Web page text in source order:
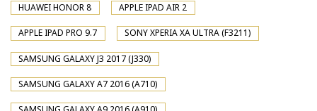
HUAWEI HONOR 8 APPLE IPAD AIR 2
APPLE IPAD PRO 9.7 SONY XPERIA XA ULTRA (F3211)
SAMSUNG GALAXY J3 2017 (J330)
SAMSUNG GALAXY A7 2016 (A710)